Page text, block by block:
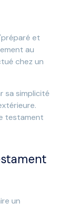
et
au
chez un
sa simplicité
testament
un